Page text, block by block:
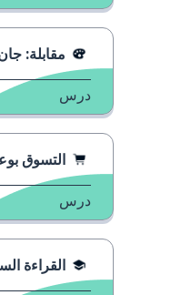
مقابلة:
درس
التسوق
درس
القراءة